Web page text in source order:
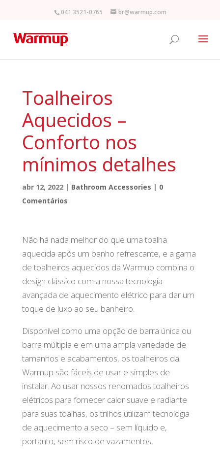
041 3521-0765 br@warmup.com
Toalheiros
Aquecidos –
Conforto nos
mínimos detalhes
abr 12, 2022| Bathroom Accessories | 0
Comentários
Não há nada melhor do que uma toalha
aquecida após um banho refrescante, e a gama
de toalheiros aquecidos da Warmup combina o
design clássico com a nossa tecnologia
avançada de aquecimento elétrico para dar um
toque de luxo ao seu banheiro.
Disponível como uma opção de barra única ou
barra múltipla e em uma ampla variedade de
tamanhos e acabamentos, os toalheiros da
Warmup são fáceis de usar e simples de
instalar. Ao usar nossos renomados toalheiros
elétricos para fornecer calor suave e radiante
para suas toalhas, os trilhos utilizam tecnologia
de aquecimento a seco – sem líquido e,
portanto, sem risco de vazamentos.